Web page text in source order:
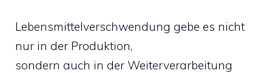
Lebensmittelverschwendung gebe es nicht
nur in der Produktion,
sondern auch in der Weiterverarbeitung